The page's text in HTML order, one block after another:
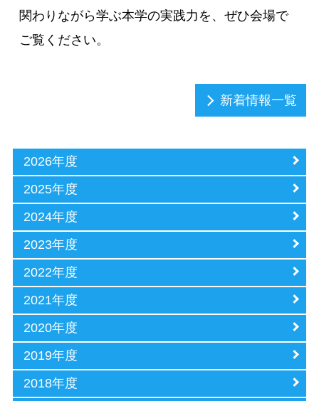
関わりながら学ぶ本学の実践力を、ぜひ会場で
ご覧ください。
新着情報一覧
2026年度
2025年度
2024年度
2023年度
2022年度
2021年度
2020年度
2019年度
2018年度